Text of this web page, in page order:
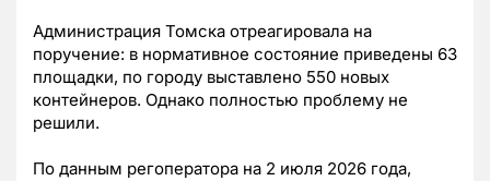
Администрация Томска отреагировала на
поручение: в нормативное состояние приведены 63
площадки, по городу выставлено 550 новых
контейнеров. Однако полностью проблему не
решили.
По данным регоператора на 2 июля 2026 года,